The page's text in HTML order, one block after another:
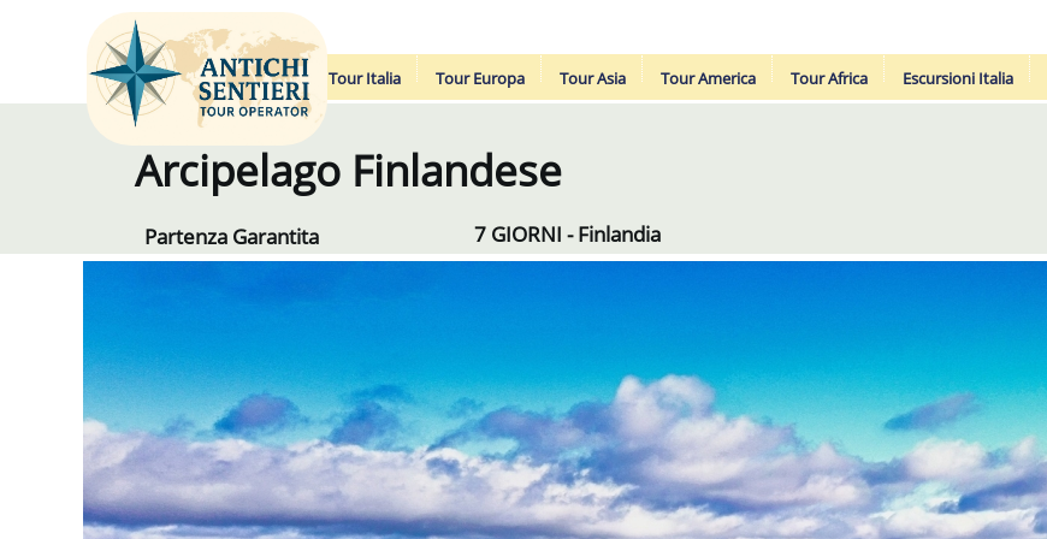
Tour Italia Tour Europa Tour Asia Tour America Tour Africa Escursioni Italia
Arcipelago Finlandese
7 GIORNI - Finlandia
Partenza Garantita